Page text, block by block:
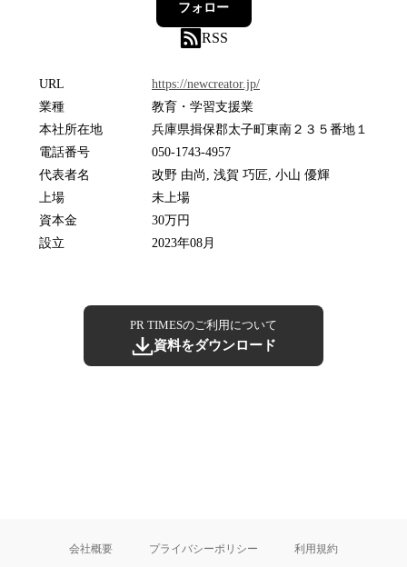
フォロー
RSS
URL
https://newcreator.jp/
業種
教育・学習支援業
本社所在地
兵庫県揖保郡太子町東南２３５番地１
電話番号
050-1743-4957
代表者名
改野 由尚, 浅賀 巧匠, 小山 優輝
上場
未上場
資本金
30万円
設立
2023年08月
PR TIMESのご利用について
資料をダウンロード
会社概要 プライバシーポリシー 利用規約